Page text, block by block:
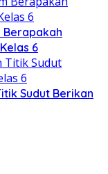
Berapakah
6
Sudut Berikan